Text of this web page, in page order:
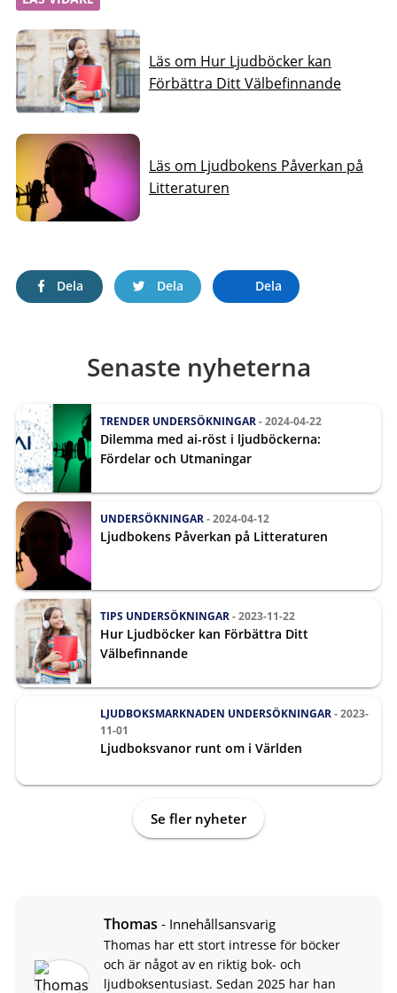
Läs om Hur Ljudböcker kan
Förbättra Ditt Välbefinnande
Läs om Ljudbokens Påverkan på
Litteraturen
Dela Dela Dela
Senaste nyheterna
TRENDER UNDERSÖKNINGAR- 2024-04-22
Dilemma med ai-röst i ljudböckerna:
Fördelar och Utmaningar
UNDERSÖKNINGAR- 2024-04-12
Ljudbokens Påverkan på Litteraturen
TIPS UNDERSÖKNINGAR- 2023-11-22
Hur Ljudböcker kan Förbättra Ditt
Välbefinnande
LJUDBOKSMARKNADEN UNDERSÖKNINGAR- 2023-
11-01
Ljudboksvanor runt om i Världen
Se fler nyheter
Thomas - Innehållsansvarig
Thomas har ett stort intresse för böcker
och är något av en riktig bok- och
ljudboksentusiast. Sedan 2025 har han